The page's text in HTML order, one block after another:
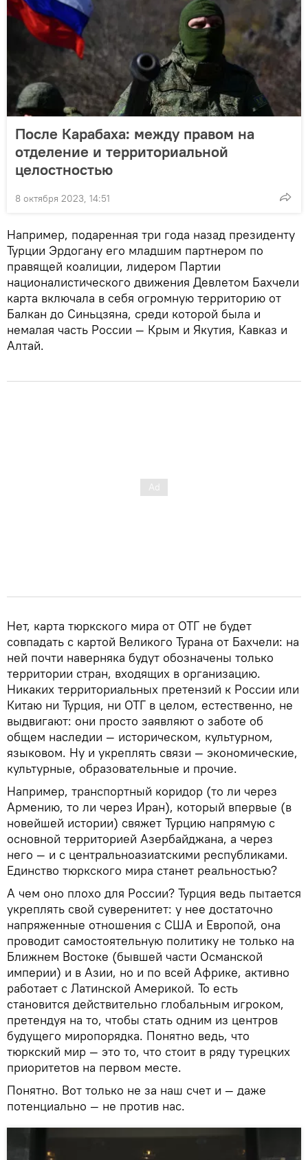
После Карабаха: между правом на
отделение и территориальной
целостностью
8 октября 2023, 14:51
Например, подаренная три года назад президенту
Турции Эрдогану его младшим партнером по
правящей коалиции, лидером Партии
националистического движения Девлетом Бахчели
карта включала в себя огромную территорию от
Балкан до Синьцзяна, среди которой была и
немалая часть России — Крым и Якутия, Кавказ и
Алтай.
Нет, карта тюркского мира от ОТГ не будет
совпадать с картой Великого Турана от Бахчели: на
ней почти наверняка будут обозначены только
территории стран, входящих в организацию.
Никаких территориальных претензий к России или
Китаю ни Турция, ни ОТГ в целом, естественно, не
выдвигают: они просто заявляют о заботе об
общем наследии — историческом, культурном,
языковом. Ну и укреплять связи — экономические,
культурные, образовательные и прочие.
Например, транспортный коридор (то ли через
Армению, то ли через Иран), который впервые (в
новейшей истории) свяжет Турцию напрямую с
основной территорией Азербайджана, а через
него — и с центральноазиатскими республиками.
Единство тюркского мира станет реальностью?
А чем оно плохо для России? Турция ведь пытается
укреплять свой суверенитет: у нее достаточно
напряженные отношения с США и Европой, она
проводит самостоятельную политику не только на
Ближнем Востоке (бывшей части Османской
империи) и в Азии, но и по всей Африке, активно
работает с Латинской Америкой. То есть
становится действительно глобальным игроком,
претендуя на то, чтобы стать одним из центров
будущего миропорядка. Понятно ведь, что
тюркский мир — это то, что стоит в ряду турецких
приоритетов на первом месте.
Понятно. Вот только не за наш счет и — даже
потенциально — не против нас.